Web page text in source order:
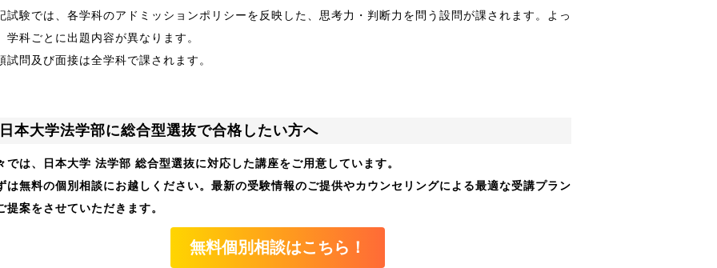
試験では、各学科のアドミッションポリシーを反映した、思考力・判断力を問う設問が課されます。よっ
学科ごとに出題内容が異なります。
試問及び面接は全学科で課されます。
日本大学法学部に総合型選抜で合格したい方へ
では、日本大学 法学部 総合型選抜に対応した講座をご用意しています。
は無料の個別相談にお越しください。最新の受験情報のご提供やカウンセリングによる最適な受講プラン
提案をさせていただきます。
無料個別相談はこちら！